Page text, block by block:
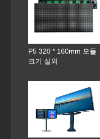
P5 320 * 160mm 모듈
크기 실외